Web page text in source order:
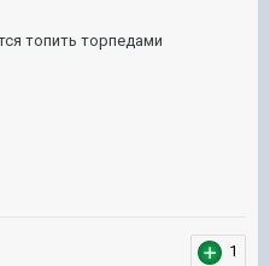
топить торпедами
1